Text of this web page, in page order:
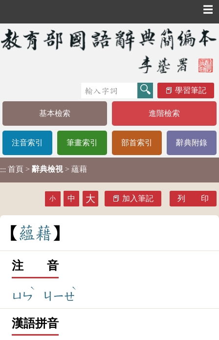
☰
學習筆記
基本檢索 進階檢索
注音索引 筆畫索引 部首索引 辭典附錄
::: 首頁 > 辭典檢視 > 蘊藉
小 中 大 加入筆記 列 印
蘊藉
注 音
ㄩㄣ
ˋ
ㄐㄧㄝ
ˋ
漢語拼音